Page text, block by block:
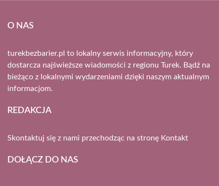
O NAS
turekbezbarier.pl to lokalny serwis informacyjny, który
dostarcza najświeższe wiadomości z regionu Turek. Bądź na
bieżąco z lokalnymi wydarzeniami dzięki naszym aktualnym
informacjom.
REDAKCJA
Skontaktuj się z nami przechodząc na stronę Kontakt
DOŁĄCZ DO NAS